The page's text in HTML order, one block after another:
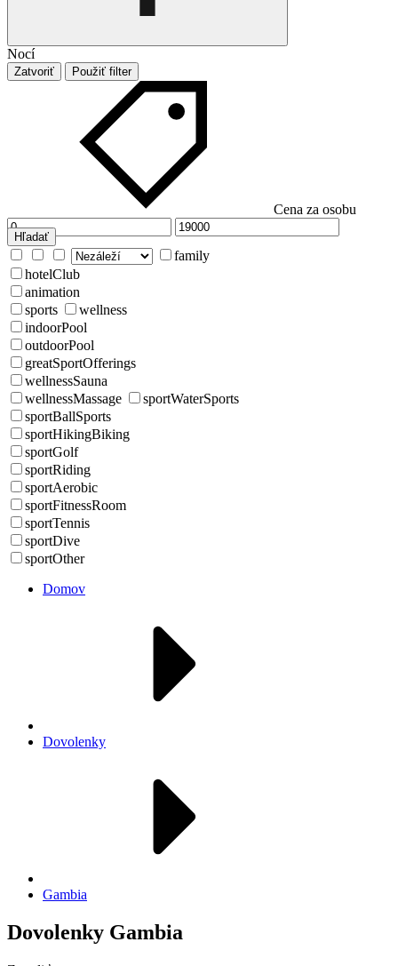
Nocí
Zatvoriť Použiť filter
Cena za osobu
Hľadať
family
hotelClub
animation
sports
wellness
indoorPool
outdoorPool
greatSportOfferings
wellnessSauna
wellnessMassage
sportWaterSports
sportBallSports
sportHikingBiking
sportGolf
sportRiding
sportAerobic
sportFitnessRoom
sportTennis
sportDive
sportOther
Domov
Dovolenky
Gambia
Dovolenky Gambia